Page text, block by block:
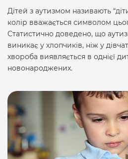
Дітей з аутизмом називають
колір вважається символом
Статистично доведено, що
виникає у хлопчиків, ніж у
хвороба виявляється в однієї
новонароджених.